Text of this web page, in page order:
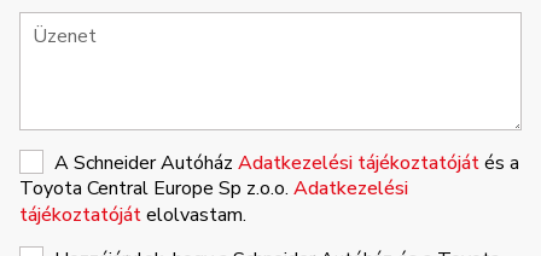
A Schneider Autóház Adatkezelési tájékoztatójátés a
Toyota Central Europe Sp z.o.o. Adatkezelési
tájékoztatójátelolvastam.